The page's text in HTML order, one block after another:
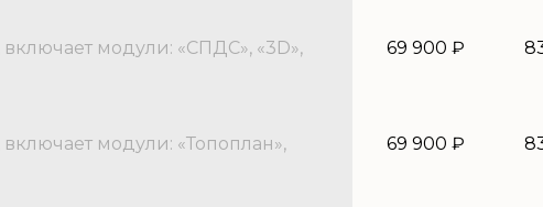
модули: «СПДС», «3D»,
69 900 ₽
модули: «Топоплан»,
69 900 ₽